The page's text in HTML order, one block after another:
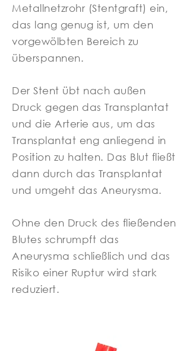
Metallnetzrohr (Stentgraft) ein,
das lang genug ist, um den
vorgewölbten Bereich zu
überspannen.
Der Stent übt nach außen
Druck gegen das Transplantat
und die Arterie aus, um das
Transplantat eng anliegend in
Position zu halten. Das Blut fließt
dann durch das Transplantat
und umgeht das Aneurysma.
Ohne den Druck des fließenden
Blutes schrumpft das
Aneurysma schließlich und das
Risiko einer Ruptur wird stark
reduziert.